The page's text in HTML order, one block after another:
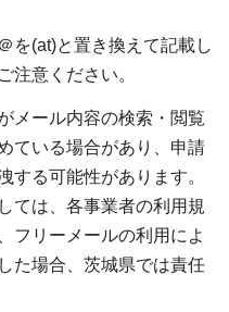
を(at)と置き換えて記載し
注意ください。
メール内容の検索・閲覧
ている場合があり、申請
する可能性があります。
ては、各事業者の利用規
フリーメールの利用によ
た場合、茨城県では責任